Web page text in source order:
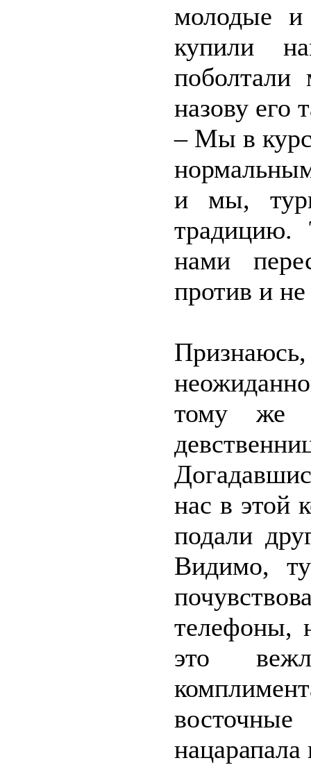
молодые и
купили
назову его
– Мы в
и мы,
традицию.
нами
против и
тому же
нас в этой
подали
Видимо,
телефоны,
это